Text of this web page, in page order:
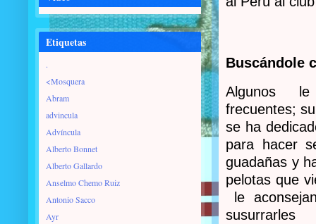
Buscándole
Algunos le
frecuentes;
se ha
para hacer
guadañas y
pelotas que
le
susurrarles
Etiquetas
.
<Mosquera
Abram
advincula
Advíncula
Alberto Bonnet
Alberto Gallardo
Anselmo Chemo Ruiz
Antonio Sacco
Ayr